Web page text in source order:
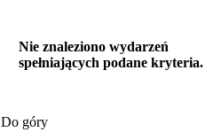
Nie znaleziono wydarzeń
spełniających podane kryteria.
Do góry